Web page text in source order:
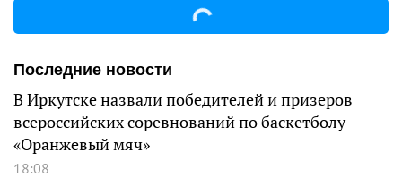
Последние новости
В Иркутске назвали победителей и призеров
всероссийских соревнований по баскетболу
«Оранжевый мяч»
18:08